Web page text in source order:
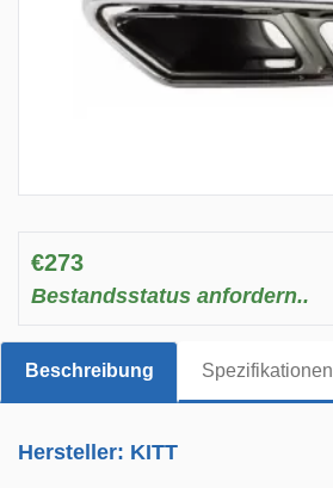
€273
Bestandsstatus anfordern..
Beschreibung Spezifikationen
Hersteller: KITT